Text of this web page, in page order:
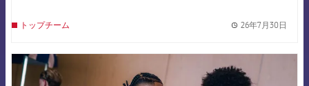
トップチーム 26年7月30日